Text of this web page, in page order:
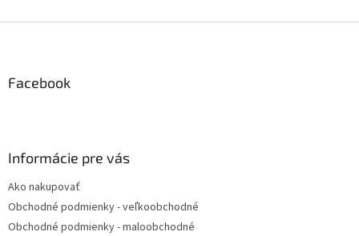
Facebook
Informácie pre vás
Ako nakupovať
Obchodné podmienky - veľkoobchodné
Obchodné podmienky - maloobchodné